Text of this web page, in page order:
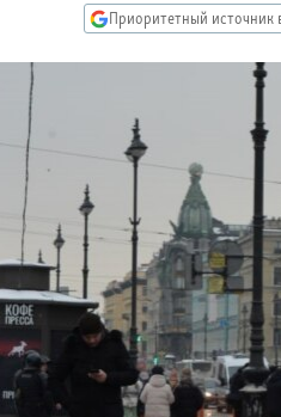
Приоритетный источник